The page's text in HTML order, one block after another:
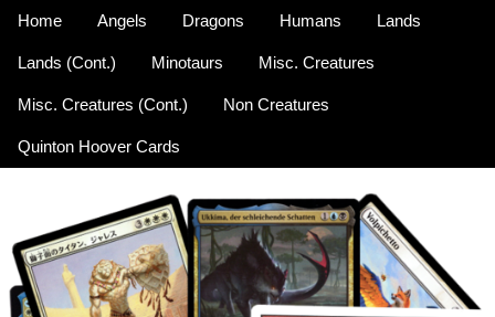
Home Angels Dragons Humans Lands
Lands (Cont.) Minotaurs Misc. Creatures
Misc. Creatures (Cont.) Non Creatures
Quinton Hoover Cards